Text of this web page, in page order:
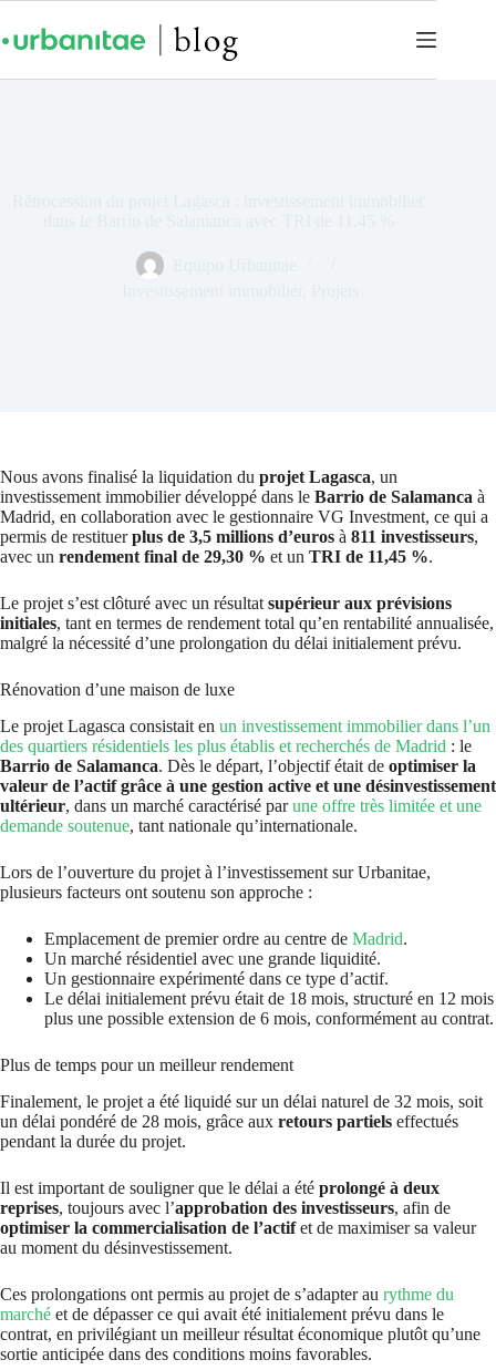
Nous avons finalisé la liquidation du projet Lagasca, un
investissement immobilier développé dans le Barrio de Salamanca à
Madrid, en collaboration avec le gestionnaire VG Investment, ce qui a
permis de restituerplus de 3,5 millions d’euros à 811 investisseurs,
avec un rendement final de 29,30 % et un TRI de 11,45 %.
Le projet s’est clôturé avec un résultat supérieur aux prévisions
initiales, tant en termes de rendement total qu’en rentabilité annualisée,
malgré la nécessité d’une prolongation du délai initialement prévu.
Rénovation d’une maison de luxe
Le projet Lagasca consistait en un investissement immobilier dans l’un
des quartiers résidentiels les plus établis et recherchés de Madrid : le
Barrio de Salamanca. Dès le départ, l’objectif était de optimiser la
valeur de l’actif grâce à une gestion active et une désinvestissement
ultérieur, dans un marché caractérisé parune offre très limitée et une
demande soutenue, tant nationale qu’internationale.
Lors de l’ouverture du projet à l’investissement sur Urbanitae,
plusieurs facteurs ont soutenu son approche :
Emplacement de premier ordre au centre de Madrid.
Un marché résidentiel avec une grande liquidité.
Un gestionnaire expérimenté dans ce type d’actif.
Le délai initialement prévu était de 18 mois, structuré en 12 mois
plus une possible extension de 6 mois, conformément au contrat.
Plus de temps pour un meilleur rendement
Finalement, le projet a été liquidé sur un délai naturel de 32 mois, soit
un délai pondéré de 28 mois, grâce aux retours partiels effectués
pendant la durée du projet.
Il est important de souligner que le délai a été prolongé à deux
reprises, toujours avec l’approbation des investisseurs, afin de
optimiser la commercialisation de l’actifet de maximiser sa valeur
au moment du désinvestissement.
Ces prolongations ont permis au projet de s’adapter au rythme du
marché et de dépasser ce qui avait été initialement prévu dans le
contrat, en privilégiant un meilleur résultat économique plutôt qu’une
sortie anticipée dans des conditions moins favorables.